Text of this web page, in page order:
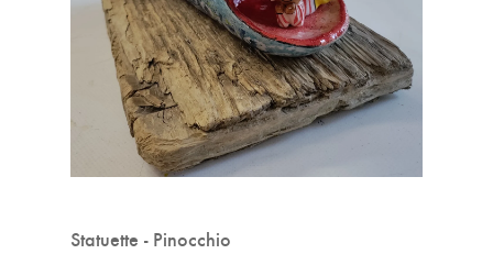
Statuette - Pinocchio